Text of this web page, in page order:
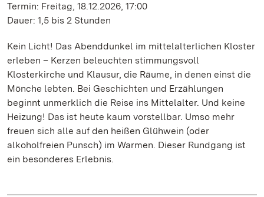
Termin: Freitag, 18.12.2026, 17:00
Dauer: 1,5 bis 2 Stunden
Kein Licht! Das Abenddunkel im mittelalterlichen Kloster
erleben – Kerzen beleuchten stimmungsvoll
Klosterkirche und Klausur, die Räume, in denen einst die
Mönche lebten. Bei Geschichten und Erzählungen
beginnt unmerklich die Reise ins Mittelalter. Und keine
Heizung! Das ist heute kaum vorstellbar. Umso mehr
freuen sich alle auf den heißen Glühwein (oder
alkoholfreien Punsch) im Warmen. Dieser Rundgang ist
ein besonderes Erlebnis.